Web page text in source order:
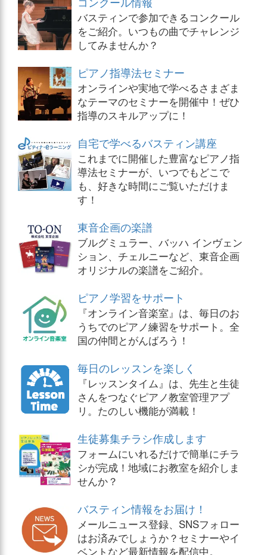
バスティンで参加できるコンクール
をご紹介。いつもの曲でチャレンジ
してみませんか？
ピアノ指導法セミナー
オンラインや実地で学べるさまざま
なテーマのセミナーを開催中！ぜひ
指導のスキルアップに！
自宅で学べるバスティン講座
これまでに開催した豊富なピアノ指
導法セミナーが、いつでもどこで
も、好きな時間にご覧いただけま
す！
東音企画の楽譜
ブルグミュラー、バッハ インヴェン
ション、チェルニーなど、東音企画
オリジナルの楽譜をご紹介。
ピアノ学習をサポート
『オンライン音楽室』は、毎日のお
うちでのピアノ練習をサポート。全
国の仲間とがんばろう！
毎日のレッスンを楽しく
『レッスンタイム』は、先生と生徒
さんをつなぐピアノ教室管理アプ
リ。たのしい機能が満載！
生徒募集チラシ作成します
フォームにいれるだけで簡単にチラ
シが完成！地域にお教室を紹介しま
せんか？
バスティン情報をお届け！
メールニュース登録、SNSフォロー
はお済みでしょうか？セミナーやイ
ベントなど最新情報を配信中。